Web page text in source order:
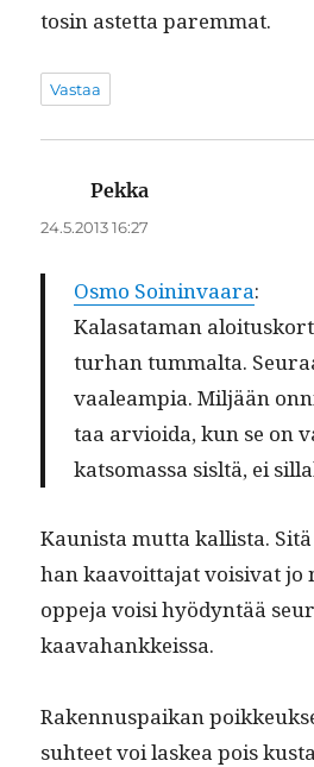
tosin astet­ta paremmat.
Vastaa
Pekka
24.5.2013 16:27
Osmo Soin­in­vaara:
Kalasa­ta­man
turhan tum­mal­ta.
vaaleampia. Miljään
taa arvioi­da, kun se on
kat­so­mas­sa sisltä, ei
Kau­nista mut­ta kallista.
han kaavoit­ta­jat voisi­vat jo
oppe­ja voisi hyö­dyn­tää
kaavahankkeissa.
Raken­nu­s­paikan
suh­teet voi laskea pois